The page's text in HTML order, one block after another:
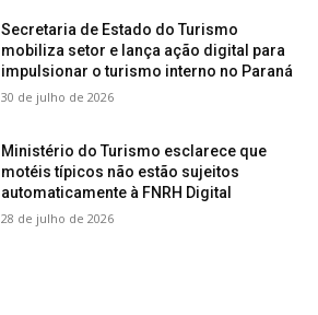
Secretaria de Estado do Turismo
mobiliza setor e lança ação digital para
impulsionar o turismo interno no Paraná
30 de julho de 2026
Ministério do Turismo esclarece que
motéis típicos não estão sujeitos
automaticamente à FNRH Digital
28 de julho de 2026